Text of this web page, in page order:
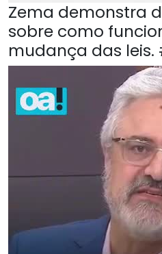
Zema demonstra
sobre como
mudança das